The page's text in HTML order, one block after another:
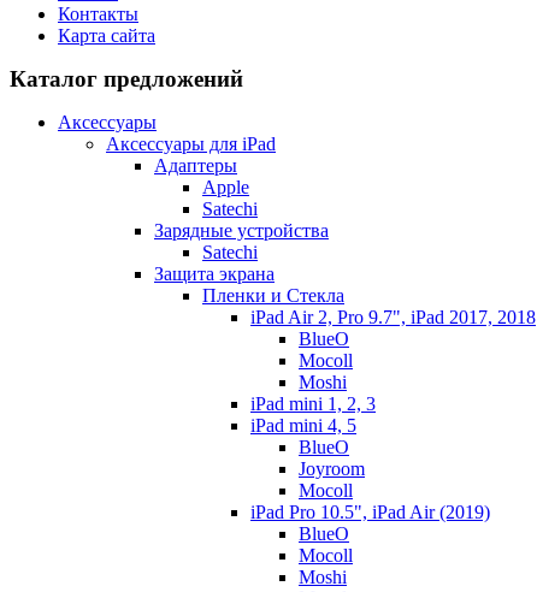
Контакты
Карта сайта
Каталог предложений
Аксессуары
Аксессуары для iPad
Адаптеры
Apple
Satechi
Зарядные устройства
Satechi
Защита экрана
Пленки и Стекла
iPad Air 2, Pro 9.7", iPad 2017, 2018
BlueO
Mocoll
Moshi
iPad mini 1, 2, 3
iPad mini 4, 5
BlueO
Joyroom
Mocoll
iPad Pro 10.5", iPad Air (2019)
BlueO
Mocoll
Moshi